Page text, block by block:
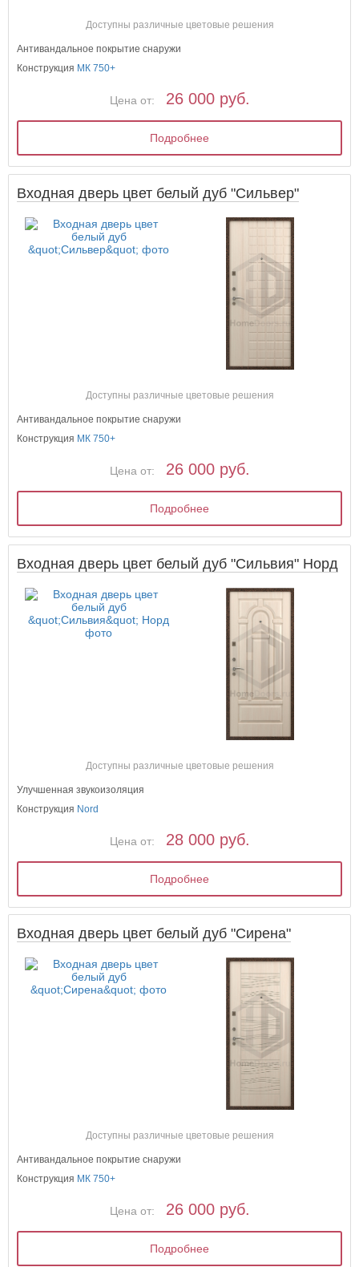
Доступны различные цветовые решения
Антивандальное покрытие снаружи
Конструкция МК 750+
Цена от: 26 000 руб.
Подробнее
Входная дверь цвет белый дуб "Сильвер"
Доступны различные цветовые решения
Антивандальное покрытие снаружи
Конструкция МК 750+
Цена от: 26 000 руб.
Подробнее
Входная дверь цвет белый дуб "Сильвия" Норд
Доступны различные цветовые решения
Улучшенная звукоизоляция
Конструкция Nord
Цена от: 28 000 руб.
Подробнее
Входная дверь цвет белый дуб "Сирена"
Доступны различные цветовые решения
Антивандальное покрытие снаружи
Конструкция МК 750+
Цена от: 26 000 руб.
Подробнее